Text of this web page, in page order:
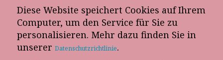
Diese Website speichert Cookies auf Ihrem
Computer, um den Service für Sie zu
personalisieren. Mehr dazu finden Sie in
unserer Datenschutzrichtlinie.
E-Mail-Newsletter
Telefon-Termin